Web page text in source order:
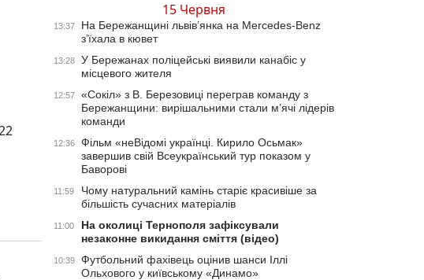
15 Червня
13:37
На Бережанщині львів’янка на Mercedes-Benz
з’їхала в кювет
13:28
У Бережанах поліцейські виявили канабіс у
місцевого жителя
12:57
«Сокіл» з В. Березовиці переграв команду з
Бережанщини: вирішальними стали м’ячі лідерів
команди
12:36
Фільм «неВідомі українці. Кирило Осьмак»
завершив свій Всеукраїнський тур показом у
Баворові
11:59
Чому натуральний камінь старіє красивіше за
більшість сучасних матеріалів
11:00
На околиці Тернополя зафіксували
незаконне викидання сміття (відео)
10:39
Футбольний фахівець оцінив шанси Іллі
Ольхового у київському «Динамо»